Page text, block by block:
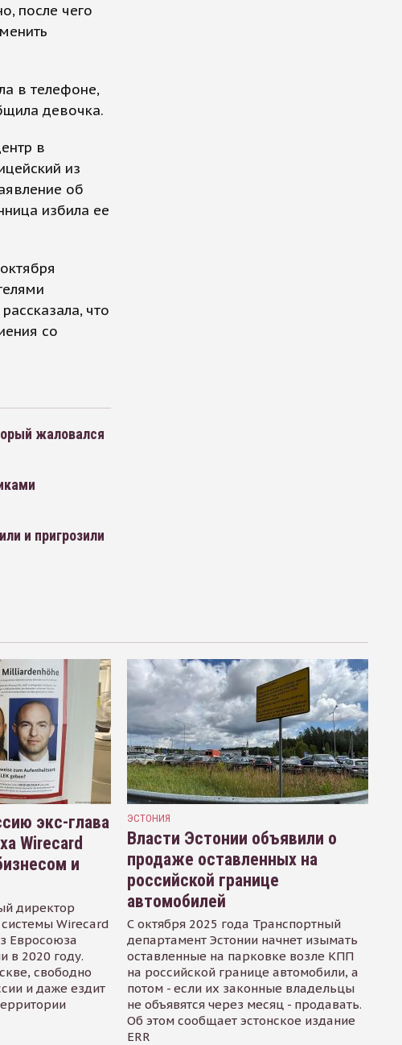
после чего
в телефоне,
девочка.
в
из
об
избила ее
что
со
жаловался
и пригрозили
экс-глава
Wirecard
и
директор
Wirecard
Евросоюза
в 2020 году.
свободно
и даже ездит
ЭСТОНИЯ
Власти Эстонии объявили о
продаже оставленных на
российской границе
автомобилей
С октября 2025 года Транспортный
департамент Эстонии начнет изымать
оставленные на парковке возле КПП
на российской границе автомобили, а
потом - если их законные владельцы
не объявятся через месяц - продавать.
Об этом сообщает эстонское издание
ERR